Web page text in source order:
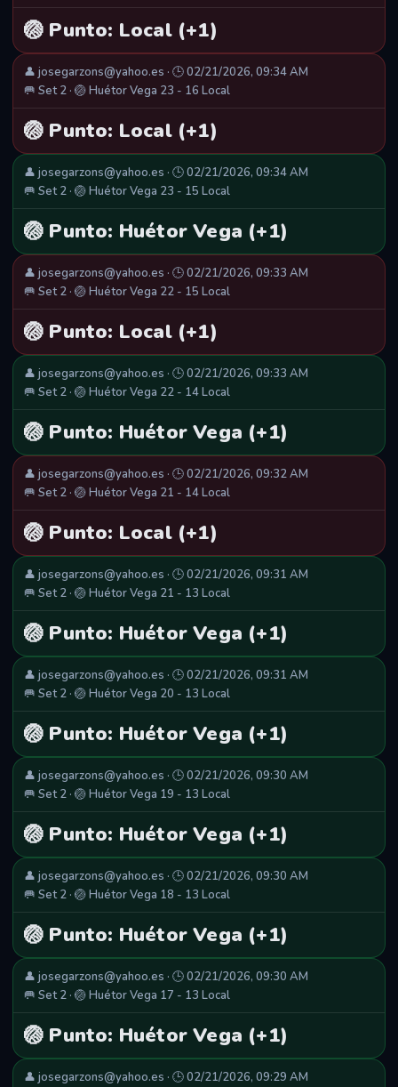
🏐 Punto: Local (+1)
👤 josegarzons@yahoo.es · 🕒 02/21/2026, 09:34 AM
🥅 Set 2 · 🏐 Huétor Vega 23 - 16 Local
🏐 Punto: Local (+1)
👤 josegarzons@yahoo.es · 🕒 02/21/2026, 09:34 AM
🥅 Set 2 · 🏐 Huétor Vega 23 - 15 Local
🏐 Punto: Huétor Vega (+1)
👤 josegarzons@yahoo.es · 🕒 02/21/2026, 09:33 AM
🥅 Set 2 · 🏐 Huétor Vega 22 - 15 Local
🏐 Punto: Local (+1)
👤 josegarzons@yahoo.es · 🕒 02/21/2026, 09:33 AM
🥅 Set 2 · 🏐 Huétor Vega 22 - 14 Local
🏐 Punto: Huétor Vega (+1)
👤 josegarzons@yahoo.es · 🕒 02/21/2026, 09:32 AM
🥅 Set 2 · 🏐 Huétor Vega 21 - 14 Local
🏐 Punto: Local (+1)
👤 josegarzons@yahoo.es · 🕒 02/21/2026, 09:31 AM
🥅 Set 2 · 🏐 Huétor Vega 21 - 13 Local
🏐 Punto: Huétor Vega (+1)
👤 josegarzons@yahoo.es · 🕒 02/21/2026, 09:31 AM
🥅 Set 2 · 🏐 Huétor Vega 20 - 13 Local
🏐 Punto: Huétor Vega (+1)
👤 josegarzons@yahoo.es · 🕒 02/21/2026, 09:30 AM
🥅 Set 2 · 🏐 Huétor Vega 19 - 13 Local
🏐 Punto: Huétor Vega (+1)
👤 josegarzons@yahoo.es · 🕒 02/21/2026, 09:30 AM
🥅 Set 2 · 🏐 Huétor Vega 18 - 13 Local
🏐 Punto: Huétor Vega (+1)
👤 josegarzons@yahoo.es · 🕒 02/21/2026, 09:30 AM
🥅 Set 2 · 🏐 Huétor Vega 17 - 13 Local
🏐 Punto: Huétor Vega (+1)
👤 josegarzons@yahoo.es · 🕒 02/21/2026, 09:29 AM